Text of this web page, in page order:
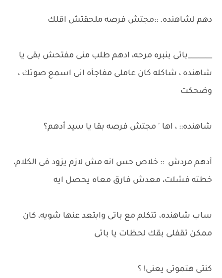
دهم لشاهنده. ::مجتش فرصه ملحقتش اقلك
_______باتى بنبره مرحه، ادهم طلب منى مفتحش بقى يا
شاهنده ، شاكله كان عاملى مفاجأه انى اسمع صوتك ،
وضحكت
شاهنده:: ، اها ' مجتش فرصه بقا يا سيد أدهم؟
أدهم مردش :: خلاص حس انه مش لازم يزود فى الكلام،
خطته فشلت، معدش فارق معاه يحصل ايه
ساب شاهنده، تتكلم مع باتى وابتعد عنها شويه، كان
ممكن تقفلى بقك لحظات يا باتى
كنتى هتموتى يعنى! ؟